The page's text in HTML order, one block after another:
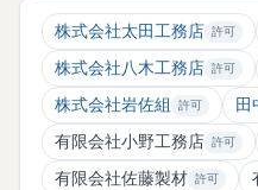
株式会社太田工務店 許可
株式会社八木工務店 許可
株式会社岩佐組 許可 田
有限会社小野工務店 許可
有限会社佐藤製材 許可